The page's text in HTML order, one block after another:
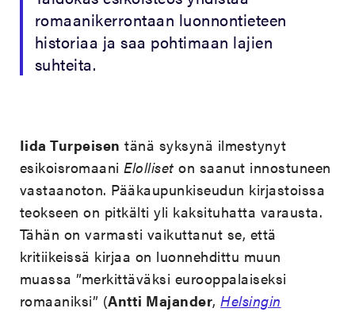
romaanikerrontaan luonnontieteen
historiaa ja saa pohtimaan lajien
suhteita.
Iida Turpeisen tänä syksynä ilmestynyt
esikoisromaaniElolliset on saanut innostuneen
vastaanoton. Pääkaupunkiseudun kirjastoissa
teokseen on pitkälti yli kaksituhatta varausta.
Tähän on varmasti vaikuttanut se, että
kritiikeissä kirjaa on luonnehdittu muun
muassa ”merkittäväksi eurooppalaiseksi
romaaniksi” (Antti Majander,Helsingin